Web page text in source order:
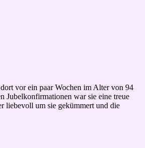
vor ein paar Wochen im Alter von 94
Jubelkonfirmationen war sie eine treue
liebevoll um sie gekümmert und die